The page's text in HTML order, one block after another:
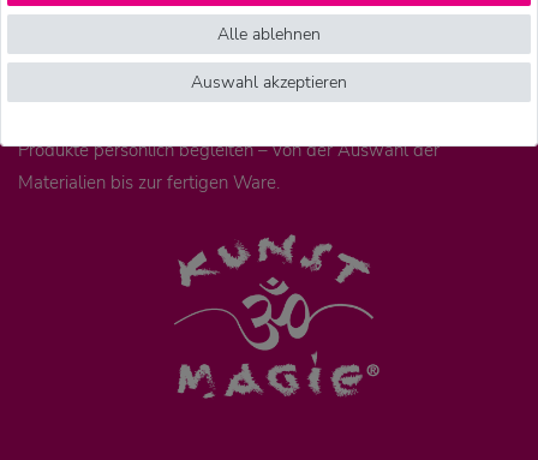
Betrieben in Nepal hergestellt. Wir arbeiten dort mit
langjährigen Partnern zusammen. Unsere Geschäftspartner und
unser Team vor Ort prüfen regelmäßig Arbeitsbedingungen,
Produkte persönlich begleiten – von der Auswahl der
Materialien bis zur fertigen Ware.
Alle ablehnen
Auswahl akzeptieren